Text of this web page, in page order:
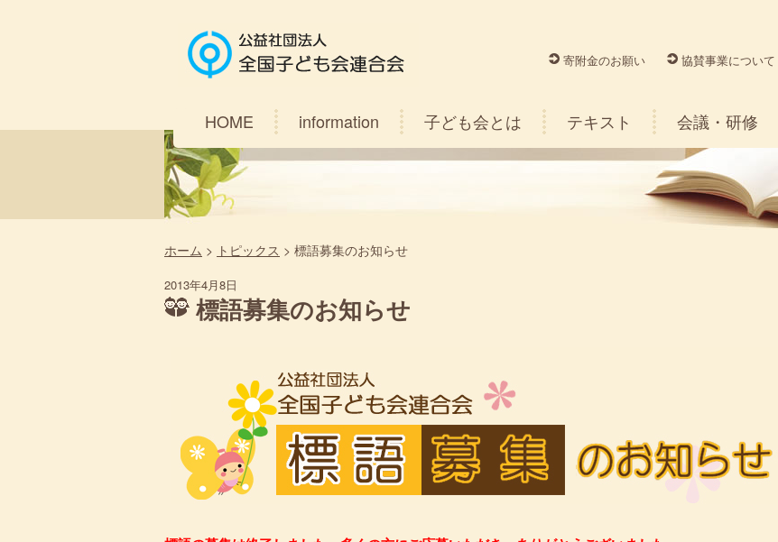
寄附金のお願い 協賛事業について
HOME information 子ども会とは テキスト 会議・研修
ホーム > トピックス > 標語募集のお知らせ
2013年4月8日
標語募集のお知らせ